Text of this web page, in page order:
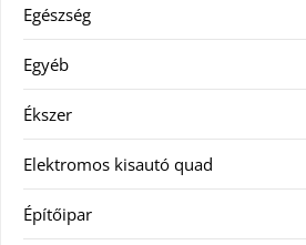
Egészség
Egyéb
Ékszer
Elektromos kisautó quad
Építőipar